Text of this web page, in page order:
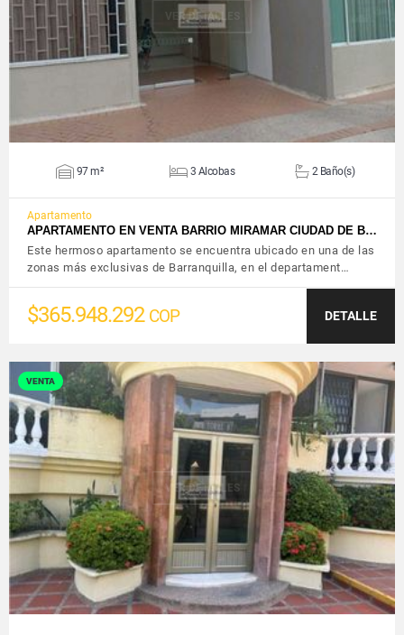
VER DETALLES
97 m² 3 Alcobas 2 Baño(s)
Apartamento
APARTAMENTO EN VENTA BARRIO MIRAMAR CIUDAD DE B…
Este hermoso apartamento se encuentra ubicado en una de las
zonas más exclusivas de Barranquilla, en el departament…
$365.948.292 COP DETALLE
VENTA
VER DETALLES